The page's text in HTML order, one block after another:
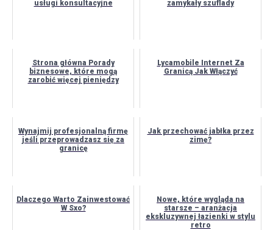
usługi konsultacyjne
zamykały szuflady
Strona główna Porady
biznesowe, które mogą
zarobić więcej pieniędzy
Lycamobile Internet Za
Granicą Jak Włączyć
Wynajmij profesjonalną firmę
jeśli przeprowadzasz się za
granicę
Jak przechować jabłka przez
zimę?
Dlaczego Warto Zainwestować
W Sxo?
Nowe, które wygląda na
starsze – aranżacja
ekskluzywnej łazienki w stylu
retro